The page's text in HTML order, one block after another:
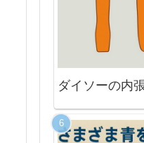
ダイソーの内